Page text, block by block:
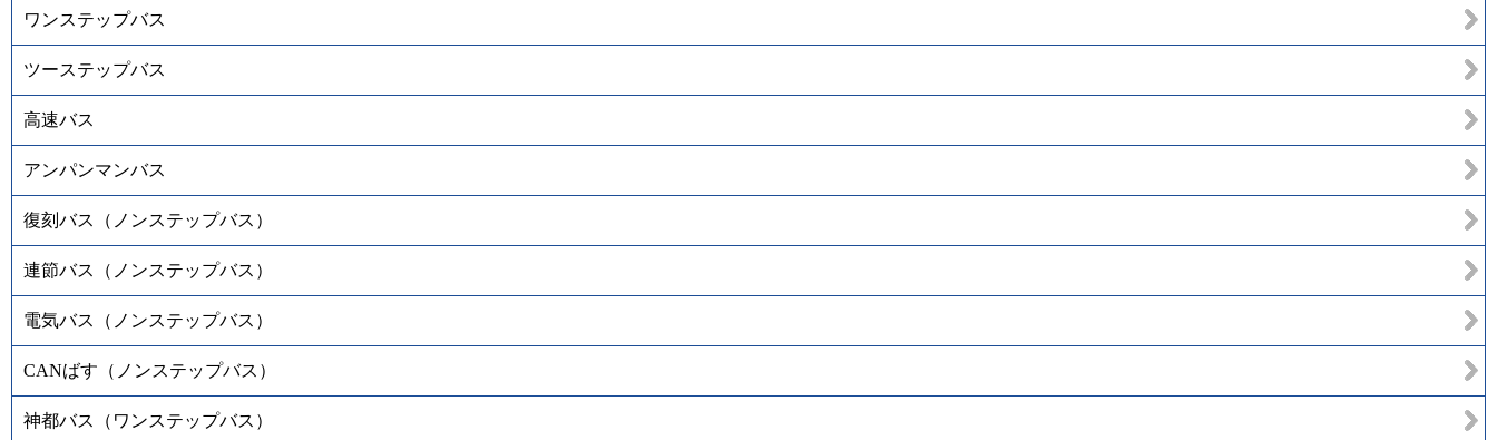
ワンステップバス
ツーステップバス
高速バス
アンパンマンバス
復刻バス（ノンステップバス）
連節バス（ノンステップバス）
電気バス（ノンステップバス）
CANばす（ノンステップバス）
神都バス（ワンステップバス）